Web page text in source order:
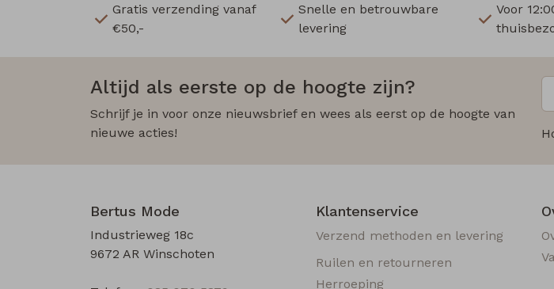
Gratis verzending vanaf
€50,-
Snelle en betrouwbare
levering
Voor
Altijd als eerste op de hoogte zijn?
Schrijf je in voor onze nieuwsbrief en wees als eerst op de hoogte van
nieuwe acties!
Bertus Mode
Industrieweg 18c
9672 AR Winschoten
Klantenservice
Verzend methoden en levering
Ruilen en retourneren
Herroeping